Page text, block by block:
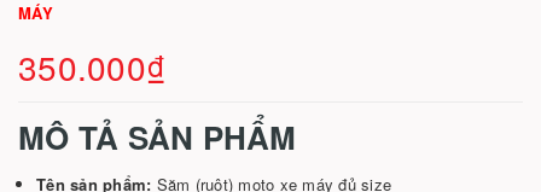
MÁY
350.000₫
MÔ TẢ SẢN PHẨM
Tên sản phẩm: Săm (ruột) moto xe máy đủ size